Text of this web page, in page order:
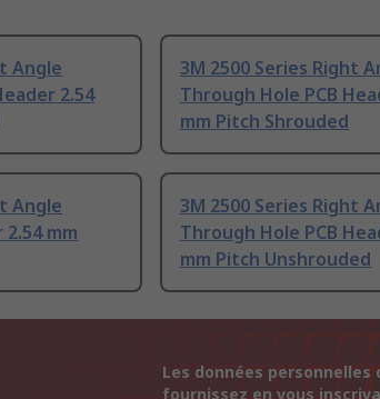
Angle
2.54
3M 2500 Series Right
Through Hole PCB
mm Pitch Shrouded
Angle
2.54 mm
3M 2500 Series Right
Through Hole PCB
mm Pitch Unshrouded
Les données personnelles
fournissez en vous